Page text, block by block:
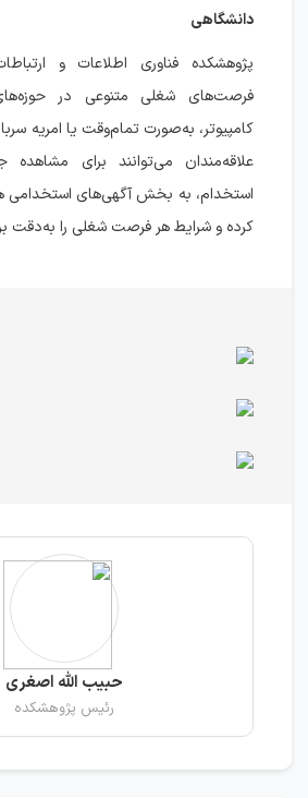
دانشگاهی
پژوهشکده فناوری اطلاعات و
فرصت‌های شغلی متنوعی در
کامپیوتر، به‌صورت تمام‌وقت یا امریه
علاقه‌مندان می‌توانند برای مشاهده
استخدام، به بخش آگهی‌های
کرده و شرایط هر فرصت شغلی را به‌دقت
حبیب الله اصغری
رئیس پژوهشکده